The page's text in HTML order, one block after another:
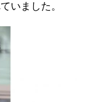
いました。